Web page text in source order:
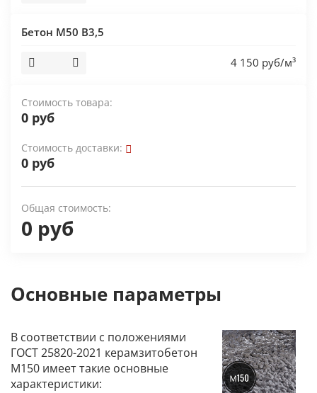
Бетон М50 В3,5
4 150 руб/м³
Стоимость товара:
0 руб
Стоимость доставки:
0 руб
Общая стоимость:
0 руб
Основные параметры
В соответствии с положениями
ГОСТ 25820-2021 керамзитобетон
М150 имеет такие основные
характеристики: